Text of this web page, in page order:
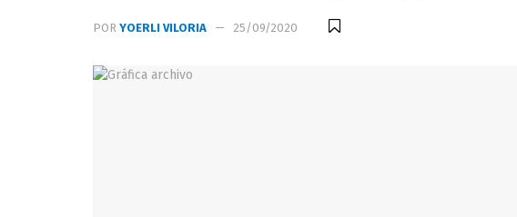
POR YOERLI VILORIA 25/09/2020